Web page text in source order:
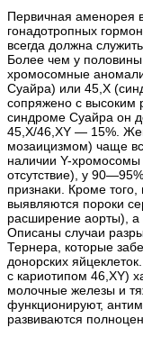
Первичная аменорея
гонадотропных
всегда должна
Более чем у
хромосомные
Суайра) или 45,X
сопряжено с высоким
синдроме Суайра он
45,X/46,XY — 15%.
мозаицизмом) чаще
наличии Y-
отсутствие), у
признаки. Кроме
выявляются пороки
расширение аорты), а
Описаны случаи
Тернера, которые
донорских
с кариотипом 46,XY)
молочные железы и
функционируют,
развиваются